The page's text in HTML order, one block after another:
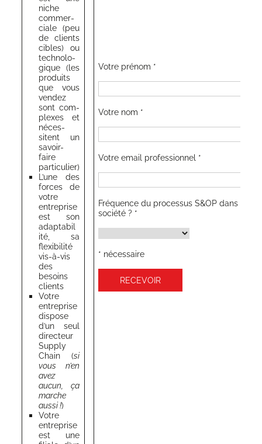
niche
com­mer­
ciale (peu
de clients
cibles) ou
tech­no­lo­
gique (les
pro­duits
que vous
ven­dez
sont com­
plexes et
néces­
sitent un
savoir-
faire
particulier)
L’une des
forces de
votre
entre­prise
est son
adap­ta­bi­l
i­té, sa
flexi­bi­li­té
vis-à-vis
des
besoins
clients
Votre
entre­prise
dis­pose
d’un seul
direc­teur
Sup­ply
Chain (si
vous n’en
avez
aucun, ça
marche
aus­si !)
Votre
entre­prise
est une
Votre pré­nom *
Votre nom *
Votre email professionnel *
Fré­quence du pro­ces­sus S&OP dans votre
société ? *
* néces­saire